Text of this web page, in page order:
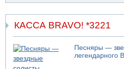
свадьбу
Саудовская Аравия опасается
иракских ополченцев
КАССА BRAVO! *3221
Песняры —
легендарного